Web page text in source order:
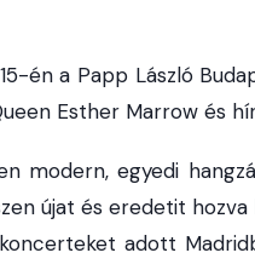
én a Papp László
Esther Marrow és
modern, egyedi
újat és eredetit
adott